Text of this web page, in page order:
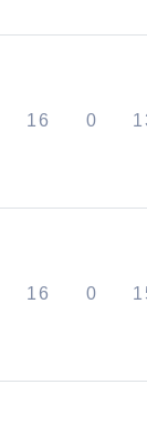
16 0
16 0